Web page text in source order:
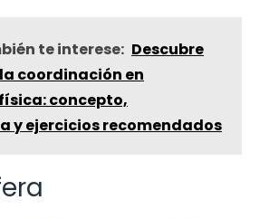
te interese: Descubre
coordinación en
concepto,
y ejercicios recomendados